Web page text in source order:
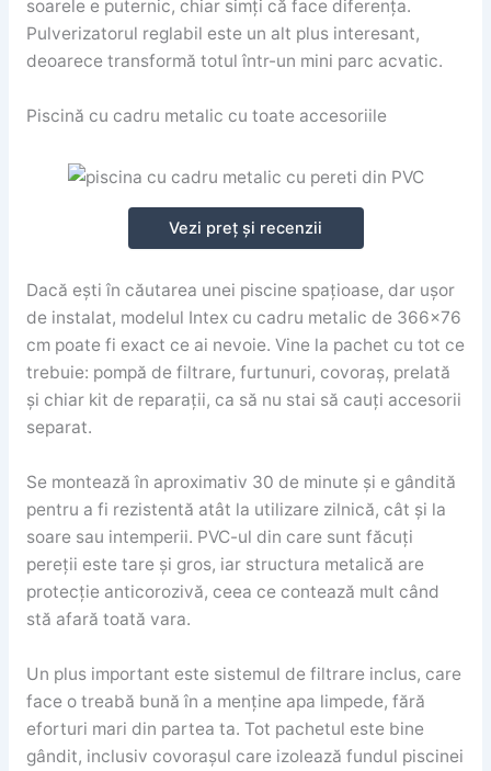
soarele e puternic, chiar simți că face diferența.
Pulverizatorul reglabil este un alt plus interesant,
deoarece transformă totul într-un mini parc acvatic.
Piscină cu cadru metalic cu toate accesoriile
Vezi preț și recenzii
Dacă ești în căutarea unei piscine spațioase, dar ușor
de instalat, modelul Intex cu cadru metalic de 366×76
cm poate fi exact ce ai nevoie. Vine la pachet cu tot ce
trebuie: pompă de filtrare, furtunuri, covoraș, prelată
și chiar kit de reparații, ca să nu stai să cauți accesorii
separat.
Se montează în aproximativ 30 de minute și e gândită
pentru a fi rezistentă atât la utilizare zilnică, cât și la
soare sau intemperii. PVC-ul din care sunt făcuți
pereții este tare și gros, iar structura metalică are
protecție anticorozivă, ceea ce contează mult când
stă afară toată vara.
Un plus important este sistemul de filtrare inclus, care
face o treabă bună în a menține apa limpede, fără
eforturi mari din partea ta. Tot pachetul este bine
gândit, inclusiv covorașul care izolează fundul piscinei